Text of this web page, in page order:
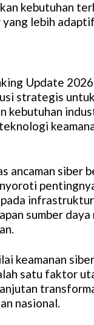
kebutuhan
yang lebih
Update
strategis untuk
kebutuhan
ancaman siber
sumber daya
keamanan
satu faktor
nasional.